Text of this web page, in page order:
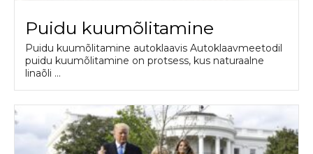
Puidu kuumõlitamine
Puidu kuumõlitamine autoklaavis Autoklaavmeetodil
puidu kuumõlitamine on protsess, kus naturaalne
linaõli ...